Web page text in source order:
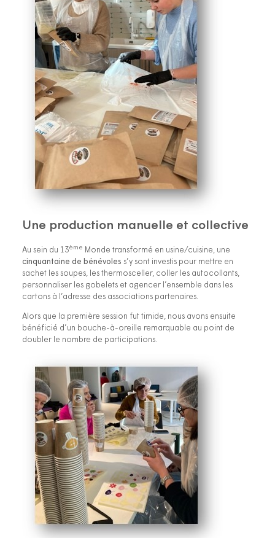
Une production manuelle et collective
Au sein du 13ème
Monde transformé en usine/cuisine, une
cinquantaine de bénévoles s’y sont investis pour mettre en
sachet les soupes, les thermosceller, coller les autocollants,
personnaliser les gobelets et agencer l’ensemble dans les
cartons à l’adresse des associations partenaires.
Alors que la première session fut timide, nous avons ensuite
bénéficié d’un bouche-à-oreille remarquable au point de
doubler le nombre de participations.